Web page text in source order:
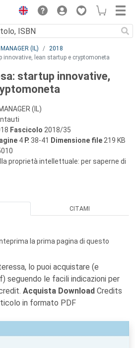
(IL)
2018
innovative, lean startup e cryptomoneta
startup innovative,
(IL)
Fascicolo 2018/35
4 P. 38-41 Dimensione file 219 KB
proprietà intellettuale: per saperne di
CITAMI
la prima pagina di questo
lo puoi acquistare (e
seguendo le facili indicazioni per
Acquista Download Credits
in formato PDF